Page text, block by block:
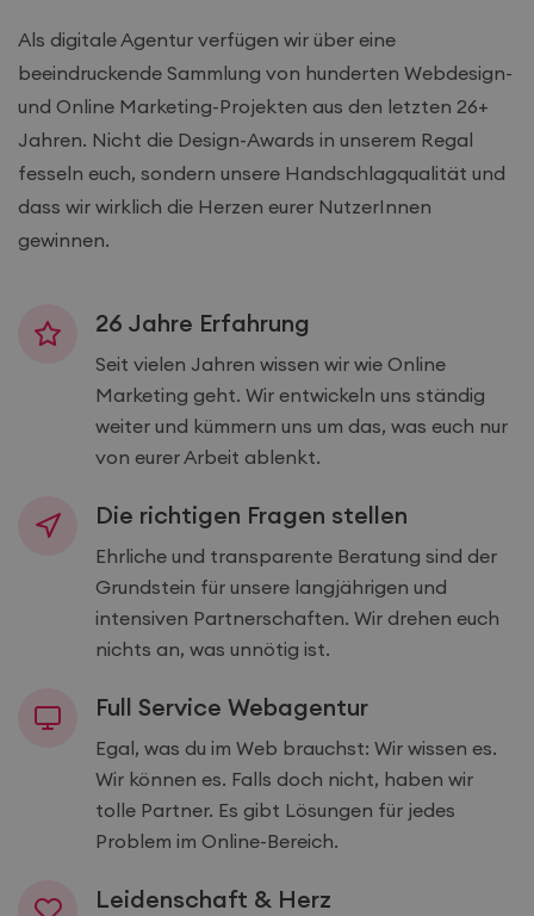
Als digitale Agentur verfügen wir über eine
beeindruckende Sammlung von hunderten Webdesign-
und Online Marketing-Projekten aus den letzten 26+
Jahren. Nicht die Design-Awards in unserem Regal
fesseln euch, sondern unsere Handschlagqualität und
dass wir wirklich die Herzen eurer NutzerInnen
gewinnen.
26 Jahre Erfahrung
Seit vielen Jahren wissen wir wie Online
Marketing geht. Wir entwickeln uns ständig
weiter und kümmern uns um das, was euch nur
von eurer Arbeit ablenkt.
Die richtigen Fragen stellen
Ehrliche und transparente Beratung sind der
Grundstein für unsere langjährigen und
intensiven Partnerschaften. Wir drehen euch
nichts an, was unnötig ist.
Full Service Webagentur
Egal, was du im Web brauchst: Wir wissen es.
Wir können es. Falls doch nicht, haben wir
tolle Partner. Es gibt Lösungen für jedes
Problem im Online-Bereich.
Leidenschaft & Herz